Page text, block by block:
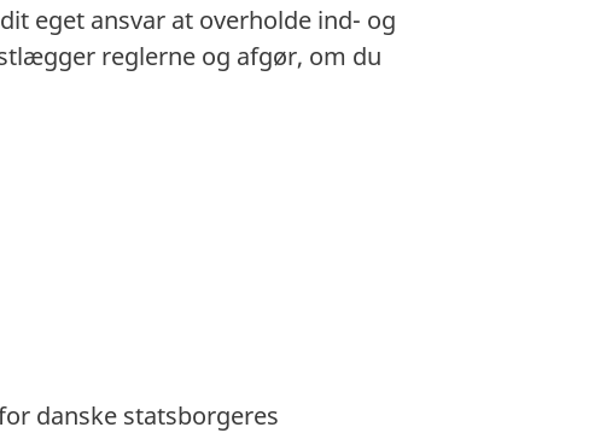
eget ansvar at overholde ind- og
reglerne og afgør, om du
danske statsborgeres